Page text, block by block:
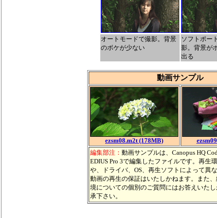
オートモードで撮影。背景
のボケが少ない
ソフトポー
影。背景が
出る
動画サンプル
ezsm08.m2t (178MB)
編集部注： 動画サンプルは、Canopus HQ
EDIUS Pro 3で編集したファイルです。再生
や、ドライバ、OS、再生ソフトによって異
動画の再生の保証はいたしかねます。また
境についての個別のご質問にはお答えいた
承下さい。